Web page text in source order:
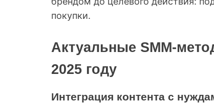
покупки.
Актуальные SMM-
2025 году
Интеграция контента с